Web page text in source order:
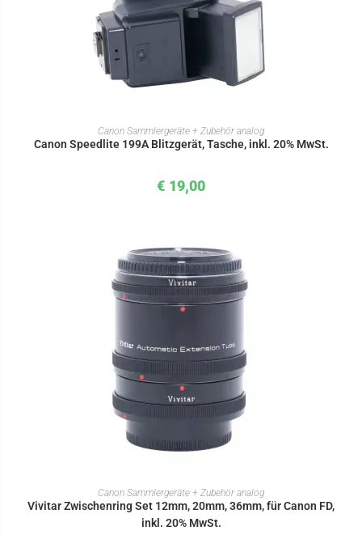
IN DEN WARENKORB
Canon Sammlergeräte + Zubehör analog
Canon Speedlite 199A Blitzgerät, Tasche, inkl. 20% MwSt.
€ 19,00
IN DEN WARENKORB
Canon Sammlergeräte + Zubehör analog
Vivitar Zwischenring Set 12mm, 20mm, 36mm, für Canon FD,
inkl. 20% MwSt.